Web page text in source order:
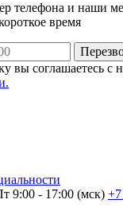
телефона и наши
время
вы соглашаетесь с
9:00 - 17:00 (мск) +7